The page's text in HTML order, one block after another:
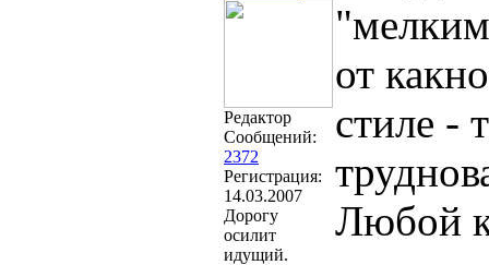
Редактор
Сообщений:
2372
Регистрация:
14.03.2007
Дорогу
осилит
идущий.
от
стиле -
Любой